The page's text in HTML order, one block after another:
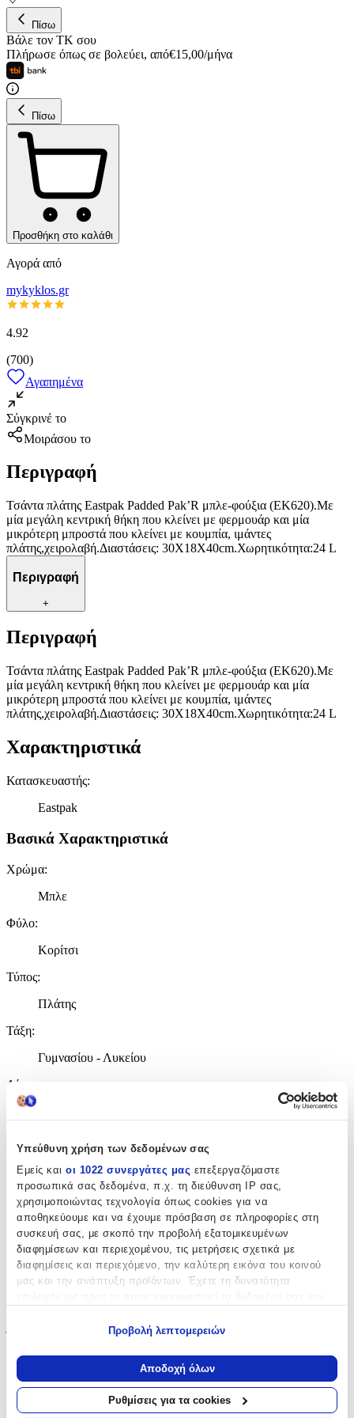
Υπεύθυνη χρήση των δεδομένων σας
Εμείς και οι 1022 συνεργάτες μας επεξεργαζόμαστε
προσωπικά σας δεδομένα, π.χ. τη διεύθυνση IP σας,
χρησιμοποιώντας τεχνολογία όπως cookies για να
αποθηκεύουμε και να έχουμε πρόσβαση σε πληροφορίες στη
συσκευή σας, με σκοπό την προβολή εξατομικευμένων
διαφημίσεων και περιεχομένου, τις μετρήσεις σχετικά με
διαφημίσεις και περιεχόμενο, την καλύτερη εικόνα του κοινού
μας και την ανάπτυξη προϊόντων. Έχετε τη δυνατότητα
Να συλλέξουμε πληροφορίες σχετικά με τη γεωγραφική
σας τοποθεσία, οι οποίες μπορεί να είναι ακριβείς σε
απόσταση μερικών μέτρων
Να αναγνωρίσουμε τη συσκευή σας σαρώνοντας ενεργά
Προβολή λεπτομερειών
Αποδοχή όλων
Ρυθμίσεις για τα cookies
Πίσω
Βάλε τον ΤΚ σου
Πλήρωσε όπως σε βολεύει, από€15,00/μήνα
Πίσω
Προσθήκη στο καλάθι
Αγορά από
mykyklos.gr
4.92
(700)
Αγαπημένα
Σύγκρινέ το
Μοιράσου το
Περιγραφή
Τσάντα πλάτης Eastpak Padded Pak’R μπλε-φούξια (ΕΚ620).Με
μία μεγάλη κεντρική θήκη που κλείνει με φερμουάρ και μία
μικρότερη μπροστά που κλείνει με κουμπία, ιμάντες
πλάτης,χειρολαβή.Διαστάσεις: 30X18X40cm.Χωρητικότητα:24 L
Περιγραφή
+
Περιγραφή
Τσάντα πλάτης Eastpak Padded Pak’R μπλε-φούξια (ΕΚ620).Με
μία μεγάλη κεντρική θήκη που κλείνει με φερμουάρ και μία
μικρότερη μπροστά που κλείνει με κουμπία, ιμάντες
πλάτης,χειρολαβή.Διαστάσεις: 30X18X40cm.Χωρητικότητα:24 L
Χαρακτηριστικά
Κατασκευαστής:
Eastpak
Βασικά Χαρακτηριστικά
Χρώμα:
Μπλε
Φύλο:
Κορίτσι
Τύπος:
Πλάτης
Τάξη:
Γυμνασίου - Λυκείου
Λίτρα
Διαστάσεις
Μήκος:
30
cm
Πλάτος:
cm